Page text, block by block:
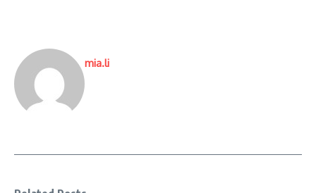
mia.li